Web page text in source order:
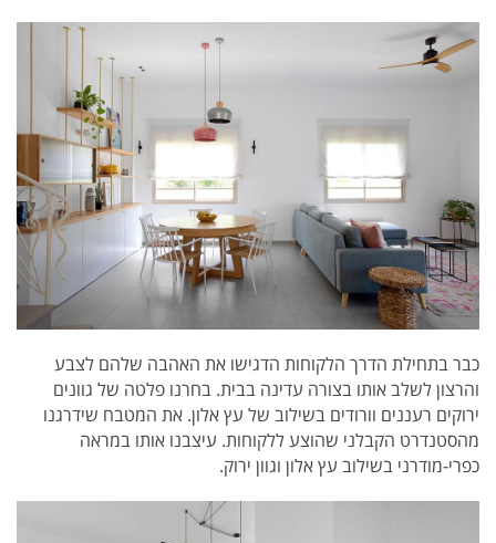
כבר בתחילת הדרך הלקוחות הדגישו את האהבה שלהם לצבע
והרצון לשלב אותו בצורה עדינה בבית. בחרנו פלטה של גוונים
ירוקים רעננים וורודים בשילוב של עץ אלון. את המטבח שידרגנו
מהסטנדרט הקבלני שהוצע ללקוחות. עיצבנו אותו במראה
כפרי-מודרני בשילוב עץ אלון וגוון ירוק.